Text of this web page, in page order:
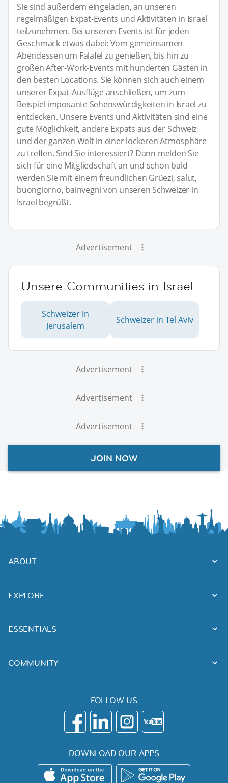
Sie sind außerdem eingeladen, an unseren
regelmäßigen Expat-Events und Aktivitäten in Israel
teilzunehmen. Bei unseren Events ist für jeden
Geschmack etwas dabei: Vom gemeinsamen
Abendessen um Falafel zu genießen, bis hin zu
großen After-Work-Events mit hunderten Gästen in
den besten Locations. Sie können sich auch einem
unserer Expat-Ausflüge anschließen, um zum
Beispiel imposante Sehenswürdigkeiten in Israel zu
entdecken. Unsere Events und Aktivitäten sind eine
gute Möglichkeit, andere Expats aus der Schweiz
und der ganzen Welt in einer lockeren Atmosphäre
zu treffen. Sind Sie interessiert? Dann melden Sie
sich für eine Mitgliedschaft an und schon bald
werden Sie mit einem freundlichen Grüezi, salut,
buongiorno, bainvegni von unseren Schweizer in
Israel begrüßt.
Advertisement
Unsere Communities in Israel
Schweizer in
Jerusalem
Schweizer in Tel Aviv
Advertisement
Advertisement
Advertisement
JOIN NOW
ABOUT
EXPLORE
ESSENTIALS
COMMUNITY
FOLLOW US
DOWNLOAD OUR APPS